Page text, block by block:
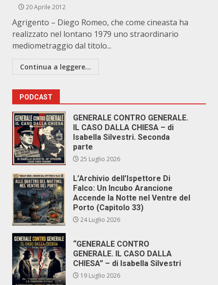
20 Aprile 2012
Agrigento – Diego Romeo, che come cineasta ha
realizzato nel lontano 1979 uno straordinario
mediometraggio dal titolo...
Continua a leggere...
PODCAST
GENERALE CONTRO GENERALE.
IL CASO DALLA CHIESA – di
Isabella Silvestri. Seconda
parte
25 Luglio 2026
L’Archivio dell’Ispettore Di
Falco: Un Incubo Arancione
Accende la Notte nel Ventre del
Porto (Capitolo 33)
24 Luglio 2026
“GENERALE CONTRO
GENERALE. IL CASO DALLA
CHIESA” – di Isabella Silvestri
19 Luglio 2026